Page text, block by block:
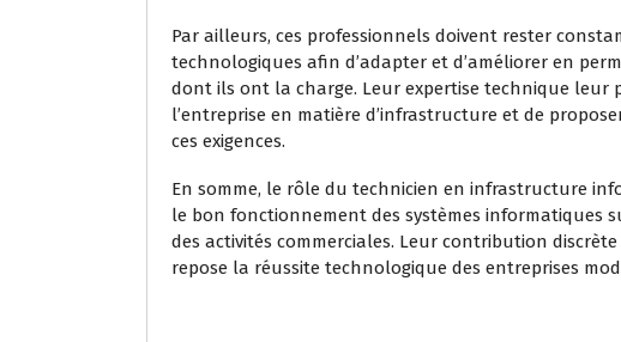
Par ailleurs, ces professionnels doivent rester
technologiques afin d’adapter et d’améliorer en
dont ils ont la charge. Leur expertise technique leur
l’entreprise en matière d’infrastructure et de
ces exigences.
En somme, le rôle du technicien en infrastructure
le bon fonctionnement des systèmes informatiques
des activités commerciales. Leur contribution
repose la réussite technologique des entreprises